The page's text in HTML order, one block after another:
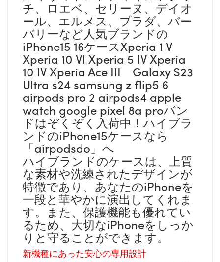
チ、ロエベ、セリーヌ、デイオ
ール、エルメス、プラダ、バー
バリーなど人気ブランドの
iPhone15 16ケースXperia 1 V
Xperia 10 VI Xperia 5 IV Xperia
10 IV Xperia Ace III Galaxy S23
Ultra s24 samsung z flip5 6
airpods pro 2 airpods4 apple
watch google pixel 8a proバン
ドはぞくぞく入荷中！ハイブラ
ンドのiPhone15ケースなら
「airpodsdo」へ
ハイブランドのケースは、上質
な素材や洗練されたデザインが
特徴であり、あなたのiPhoneを
一段と華やかに演出してくれま
す。また、保護機能も優れてい
るため、大切なiPhoneをしっか
りと守ることができます。
新機種にあった安心の専用設計